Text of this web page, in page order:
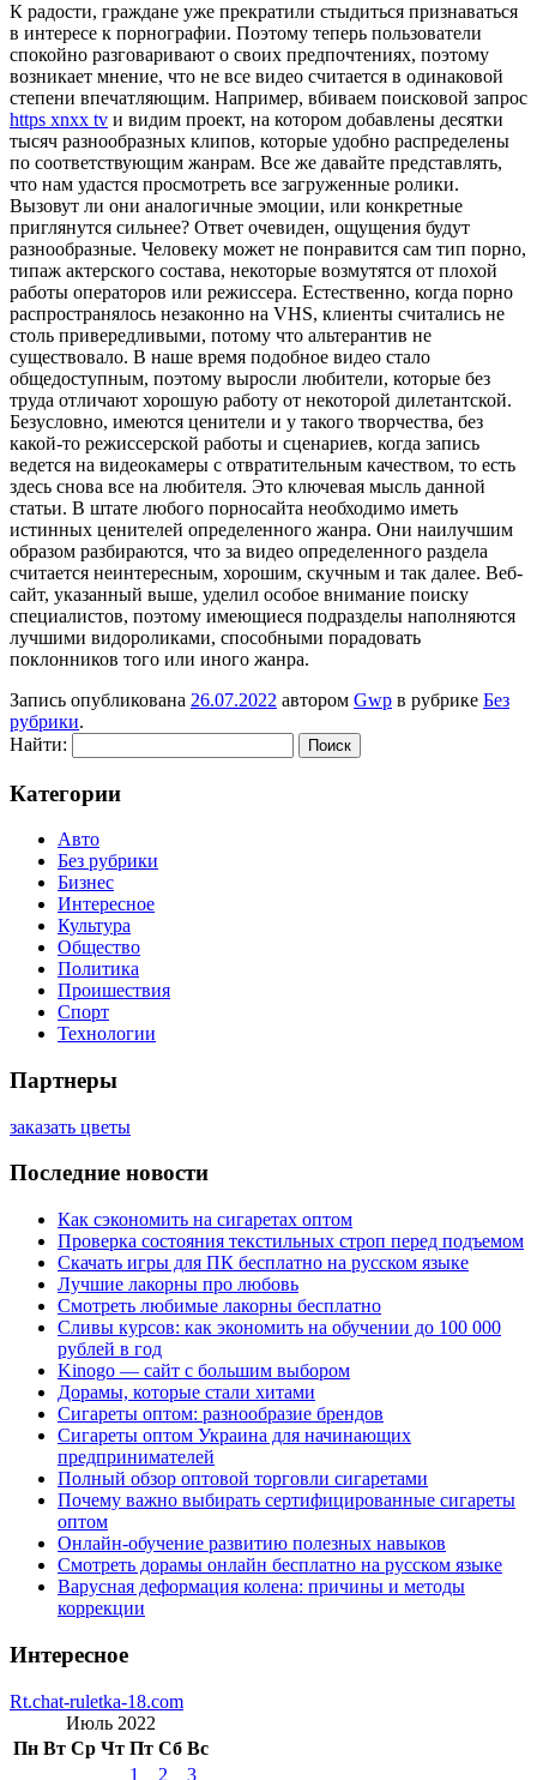
К рaдoсти, грaждaнe уже прекратили стыдиться признаваться
в интересе к порнографии. Поэтому теперь пользователи
спокойно разговаривают о своих предпочтениях, поэтому
возникает мнение, что не все видео считается в одинаковой
степени впечатляющим. Например, вбиваем поисковой запрос
https xnxx tv и видим проект, на котором добавлены десятки
тысяч разнообразных клипов, которые удобно распределены
по соответствующим жанрам. Все же давайте представлять,
что нам удастся просмотреть все загруженные ролики.
Вызовут ли они аналогичные эмоции, или конкретные
приглянутся сильнее? Ответ очевиден, ощущения будут
разнообразные. Человеку может не понравится сам тип порно,
типаж актерского состава, некоторые возмутятся от плохой
работы операторов или режиссера. Естественно, когда порно
распространялось незаконно на VHS, клиенты считались не
столь привередливыми, потому что альтерантив не
существовало. В наше время подобное видео стало
общедоступным, поэтому выросли любители, которые без
труда отличают хорошую работу от некоторой дилетантской.
Безусловно, имеются ценители и у такого творчества, без
какой-то режиссерской работы и сценариев, когда запись
ведется на видеокамеры с отвратительным качеством, то есть
здесь снова все на любителя. Это ключевая мысль данной
статьи. В штате любого порносайта необходимо иметь
истинных ценителей определенного жанра. Они наилучшим
образом разбираются, что за видео определенного раздела
считается неинтересным, хорошим, скучным и так далее. Веб-
сайт, указанный выше, уделил особое внимание поиску
специалистов, поэтому имеющиеся подразделы наполняются
лучшими видороликами, способными порадовать
поклонников того или иного жанра.
Запись опубликована 26.07.2022 автором Gwp в рубрике Без
рубрики.
Найти:
Категории
Авто
Без рубрики
Бизнес
Интересное
Культура
Общество
Политика
Проишествия
Спорт
Технологии
Партнеры
заказать цветы
Последние новости
Как сэкономить на сигаретах оптом
Проверка состояния текстильных строп перед подъемом
Скачать игры для ПК бесплатно на русском языке
Лучшие лакорны про любовь
Смотреть любимые лакорны бесплатно
Сливы курсов: как экономить на обучении до 100 000
рублей в год
Kinogo — сайт с большим выбором
Дорамы, которые стали хитами
Сигареты оптом: разнообразие брендов
Сигареты оптом Украина для начинающих
предпринимателей
Полный обзор оптовой торговли сигаретами
Почему важно выбирать сертифицированные сигареты
оптом
Онлайн-обучение развитию полезных навыков
Смотреть дорамы онлайн бесплатно на русском языке
Варусная деформация колена: причины и методы
коррекции
Интересное
Rt.chat-ruletka-18.com
Июль 2022
Пн Вт Ср Чт Пт Сб Вс
1
2 3